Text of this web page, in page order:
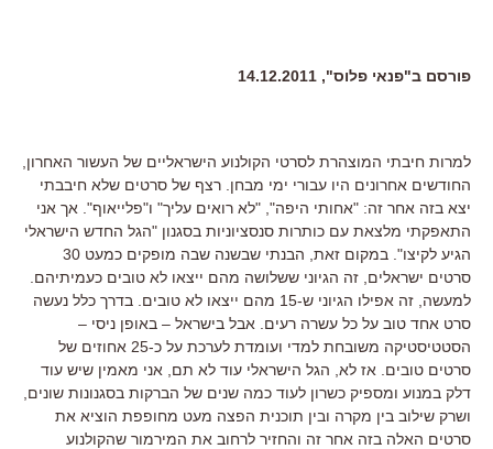
פורסם ב"פנאי פלוס", 14.12.2011
למרות חיבתי המוצהרת לסרטי הקולנוע הישראליים של העשור האחרון,
החודשים אחרונים היו עבורי ימי מבחן. רצף של סרטים שלא חיבבתי
יצא בזה אחר זה: "אחותי היפה", "לא רואים עליך" ו"פלייאוף". אך אני
התאפקתי מלצאת עם כותרות סנסציוניות בסגנון "הגל החדש הישראלי
הגיע לקיצו". במקום זאת, הבנתי שבשנה שבה מופקים כמעט 30
סרטים ישראלים, זה הגיוני ששלושה מהם ייצאו לא טובים כעמיתיהם.
למעשה, זה אפילו הגיוני ש-15 מהם ייצאו לא טובים. בדרך כלל נעשה
סרט אחד טוב על כל עשרה רעים. אבל בישראל – באופן ניסי –
הסטטיסטיקה משובחת למדי ועומדת לערכת על כ-25 אחוזים של
סרטים טובים. אז לא, הגל הישראלי עוד לא תם, אני מאמין שיש עוד
דלק במנוע ומספיק כשרון לעוד כמה שנים של הברקות בסגנונות שונים,
ושרק שילוב בין מקרה ובין תוכנית הפצה מעט מחופפת הוציא את
סרטים האלה בזה אחר זה והחזיר לרחוב את המירמור שהקולנוע